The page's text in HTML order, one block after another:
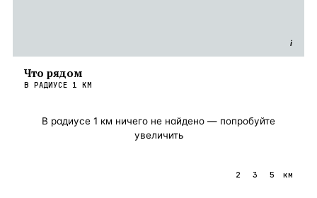
i
Что рядом
В РАДИУСЕ 1 КМ
В радиусе 1 км ничего не найдено — попробуйте
увеличить
2 3 5 км